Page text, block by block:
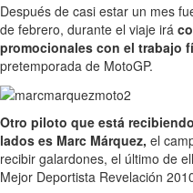
Después de casi estar un mes
de febrero, durante el viaje irá
promocionales con el trabajo
pretemporada de MotoGP.
Otro piloto que está
lados es Marc Márquez, el
recibir galardones, el último de
Mejor Deportista Revelación